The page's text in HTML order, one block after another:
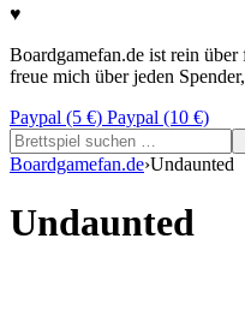
♥
Boardgamefan.de ist rein
freue mich über jeden
Paypal (5 €) Paypal (10 €)
Suchen
nach:
Boardgamefan.de›Undaunted
Undaunted